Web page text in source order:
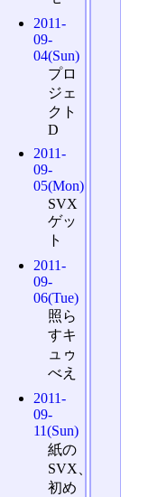
2011-
09-
04(Sun)
プロ
ジェ
クト
D
2011-
09-
05(Mon)
SVX
ゲッ
ト
2011-
09-
06(Tue)
照ら
すキ
ュゥ
べえ
2011-
09-
11(Sun)
紙の
SVX、
初め